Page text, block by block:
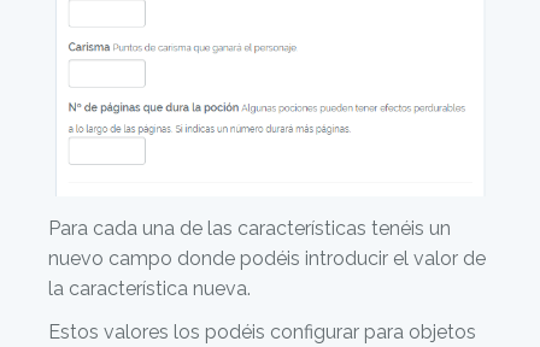
Para cada una de las características tenéis un
nuevo campo donde podéis introducir el valor de
la característica nueva.
Estos valores los podéis configurar para objetos